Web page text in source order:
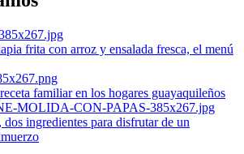
frita con arroz y ensalada fresca, el menú
familiar en los hogares guayaquileños
ingredientes para disfrutar de un